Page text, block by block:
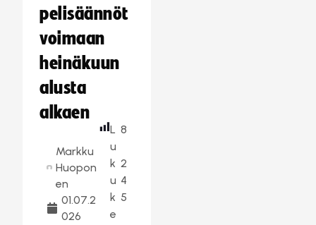
pelisäännöt
voimaan
heinäkuun
alusta
alkaen
Markku
Huopon
en
01.07.2
026
L
u
k
u
k
e
8
2
4
5